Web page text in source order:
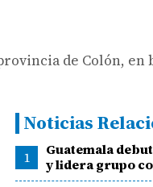
de Colón, en
Noticias
1
Guatemala
y lidera grupo